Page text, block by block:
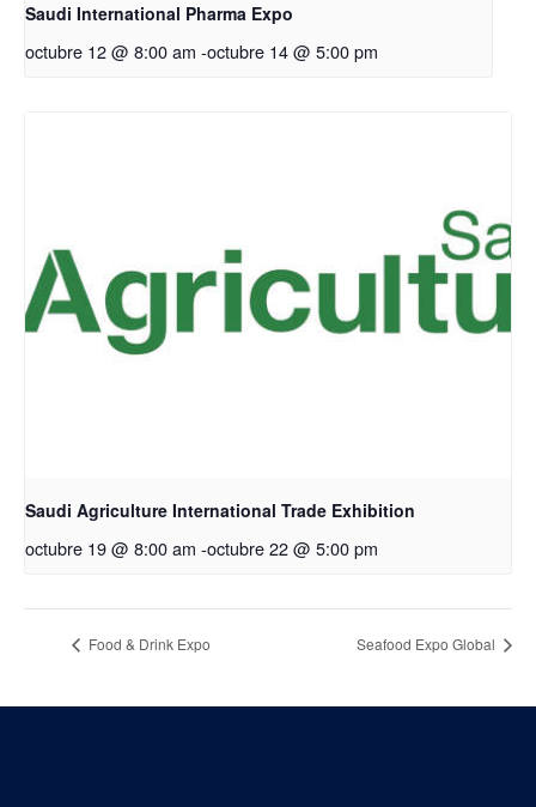
Saudi International Pharma Expo
octubre 12 @ 8:00 am -octubre 14 @ 5:00 pm
Saudi Agriculture International Trade Exhibition
octubre 19 @ 8:00 am -octubre 22 @ 5:00 pm
Food & Drink Expo Seafood Expo Global